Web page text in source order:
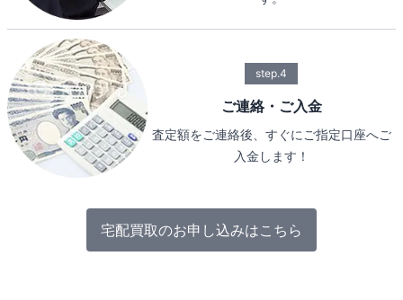
step.4
ご連絡・ご入金
査定額をご連絡後、すぐにご指定口座へご
入金します！
宅配買取のお申し込みはこちら